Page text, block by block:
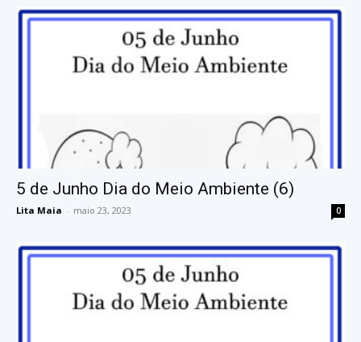
5 de Junho Dia do Meio Ambiente (6)
Lita Maia - maio 23, 2023 0